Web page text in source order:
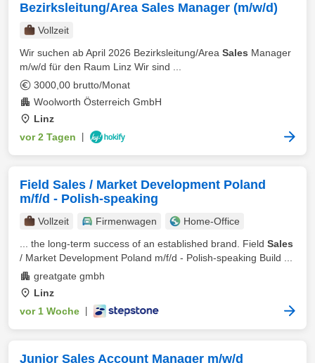
Bezirksleitung/Area Sales Manager (m/w/d)
Vollzeit
Wir suchen ab April 2026 Bezirksleitung/Area Sales Manager
m/w/d für den Raum Linz Wir sind ...
3000,00 brutto/Monat
Woolworth Österreich GmbH
Linz
vor 2 Tagen
Field Sales / Market Development Poland
m/f/d - Polish-speaking
Vollzeit Firmenwagen
Home-Office
... the long-term success of an established brand. Field Sales
/ Market Development Poland m/f/d - Polish-speaking Build ...
greatgate gmbh
Linz
vor 1 Woche
Junior Sales Account Manager m/w/d